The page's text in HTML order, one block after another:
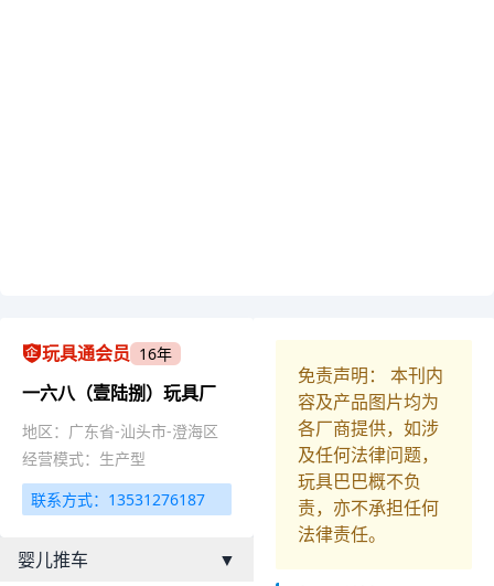
玩具通会员 16年
一六八（壹陆捌）玩具厂
地区：广东省-汕头市-澄海区
经营模式：生产型
联系方式：13531276187
婴儿推车
▼
免责声明： 本刊内
容及产品图片均为
各厂商提供，如涉
及任何法律问题，
玩具巴巴概不负
责，亦不承担任何
法律责任。